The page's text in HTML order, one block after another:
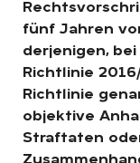
fünf Jahren
derjenigen,
Richtlinie
Richtlinie
objektive
Straftaten